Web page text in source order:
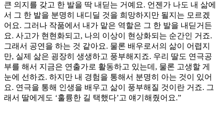
큰 의지를 갖고 한 발을 딱 내딛는 거예요. 언젠가 나도 내 삶에
서 그 한 발을 분명히 내디딜 것을 희망하지만 될지는 모르겠
어요. 그러나 작품에서 내가 맡은 역할은 그 한 발을 내딛거든
요. 사고가 현현화되고, 나의 이상이 현상화되는 순간인 거죠.
그래서 공연을 하는 것 같아요. 물론 배우로서의 삶이 어렵지
만, 실제 삶은 굉장히 생생하고 풍부해지죠. 우리 딸도 연극공
부를 해서 지금은 연출가로 활동하고 있는데, 물론 고생할 게
눈에 선하죠. 하지만 내 경험을 통해서 분명히 아는 것이 있어
요. 연극을 통해 인생을 배우고 삶이 풍부해질 것이란 거죠. 그
래서 딸에게도 ‘훌륭한 길 택했다’고 얘기해줬어요.”